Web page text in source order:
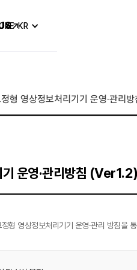
KR
형 영상정보처리기기 운영·관리방
운영·관리방침 (Ver1.2)
형 영상정보처리기기 운영·관리 방침을